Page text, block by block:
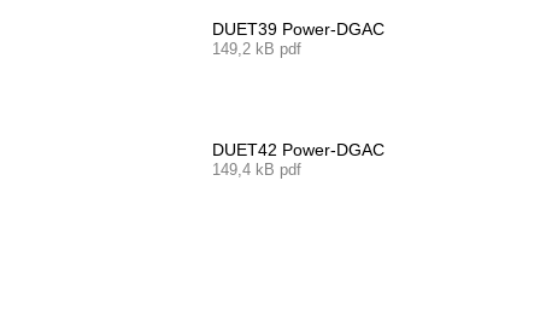
DUET39 Power-DGAC
149,2 kB pdf
DUET42 Power-DGAC
149,4 kB pdf